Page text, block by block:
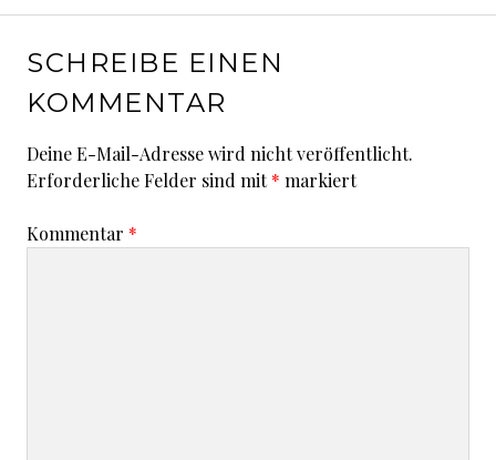
SCHREIBE EINEN
KOMMENTAR
Deine E-Mail-Adresse wird nicht veröffentlicht.
Erforderliche Felder sind mit* markiert
Kommentar *